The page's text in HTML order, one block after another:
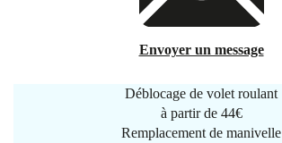
Envoyer un message
Déblocage de volet roulant
à partir de 44€
Remplacement de manivelle